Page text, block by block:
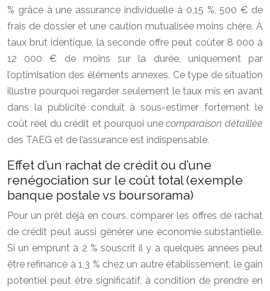
% grâce à une assurance individuelle à 0,15 %, 500 € de
frais de dossier et une caution mutualisée moins chère. À
taux brut identique, la seconde offre peut coûter 8 000 à
12 000 € de moins sur la durée, uniquement par
l’optimisation des éléments annexes. Ce type de situation
illustre pourquoi regarder seulement le taux mis en avant
dans la publicité conduit à sous-estimer fortement le
coût réel du crédit et pourquoi unecomparaison détaillée
des TAEG et de l’assurance est indispensable.
Effet d’un rachat de crédit ou d’une
renégociation sur le coût total (exemple
banque postale vs boursorama)
Pour un prêt déjà en cours, comparer les offres de rachat
de crédit peut aussi générer une économie substantielle.
Si un emprunt à 2 % souscrit il y a quelques années peut
être refinancé à 1,3 % chez un autre établissement, le gain
potentiel peut être significatif, à condition de prendre en